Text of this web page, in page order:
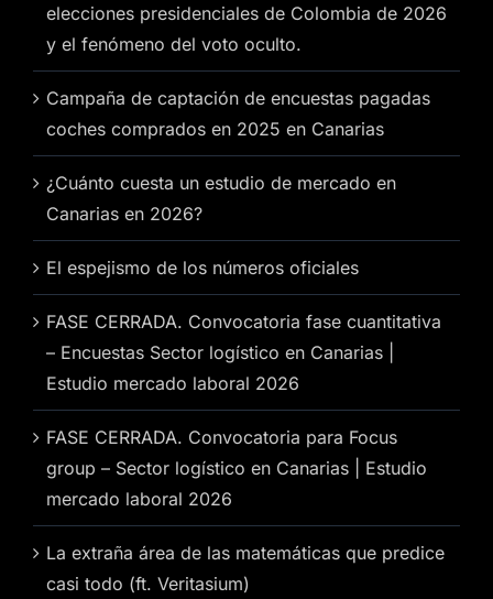
elecciones presidenciales de Colombia de 2026
y el fenómeno del voto oculto.
Campaña de captación de encuestas pagadas
coches comprados en 2025 en Canarias
¿Cuánto cuesta un estudio de mercado en
Canarias en 2026?
El espejismo de los números oficiales
FASE CERRADA. Convocatoria fase cuantitativa
– Encuestas Sector logístico en Canarias |
Estudio mercado laboral 2026
FASE CERRADA. Convocatoria para Focus
group – Sector logístico en Canarias | Estudio
mercado laboral 2026
La extraña área de las matemáticas que predice
casi todo (ft. Veritasium)